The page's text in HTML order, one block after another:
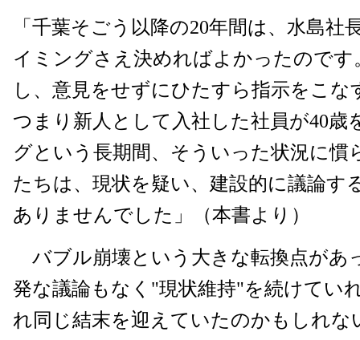
「千葉そごう以降の20年間は、水島社
イミングさえ決めればよかったのです
し、意見をせずにひたすら指示をこな
つまり新人として入社した社員が40歳
グという長期間、そういった状況に慣
たちは、現状を疑い、建設的に議論す
ありませんでした」（本書より）
バブル崩壊という大きな転換点があ
発な議論もなく"現状維持"を続けてい
れ同じ結末を迎えていたのかもしれな